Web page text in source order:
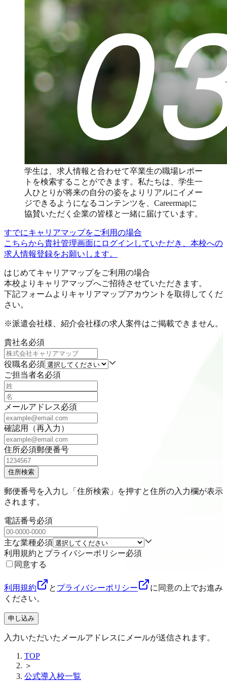
学生は、求人情報と合わせて卒業生の職場レポー
トを検索することができます。私たちは、学生一
人ひとりが将来の自分の姿をよりリアルにイメー
ジできるようになるコンテンツを、Careermapに
協賛いただく企業の皆様と一緒に届けています。
すでにキャリアマップをご利用の場合
こちらから貴社管理画面にログインしていただき、本校への
求人情報登録をお願いします。
はじめてキャリアマップをご利用の場合
本校よりキャリアマップへご招待させていただきます。
下記フォームよりキャリアマップアカウントを取得してくだ
さい。
※派遣会社様、紹介会社様の求人案件はご掲載できません。
貴社名必須
役職名必須
ご担当者名必須
メールアドレス必須
確認用（再入力）
住所必須郵便番号
住所検索
郵便番号を入力し「住所検索」を押すと住所の入力欄が表示
されます。
電話番号必須
主な業種必須
利用規約とプライバシーポリシー必須
同意する
利用規約 と プライバシーポリシー
に同意の上でお進み
ください。
申し込み
入力いただいたメールアドレスにメールが送信されます。
TOP
＞
公式導入校一覧